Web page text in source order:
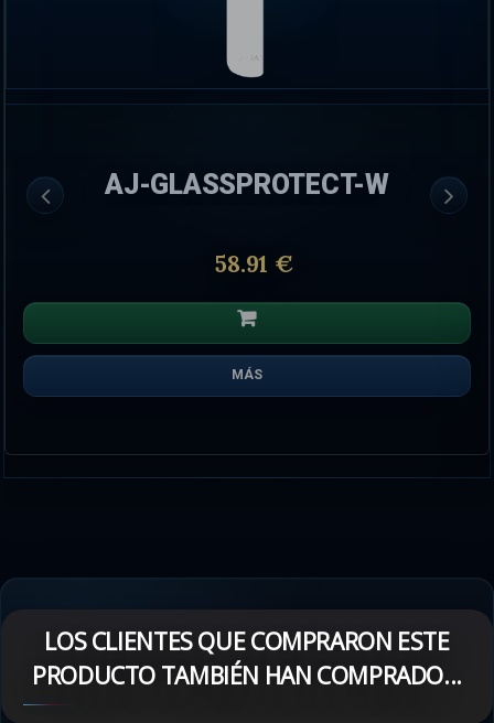
AJ-GLASSPROTECT-W
58.91 €
MÁS
LOS CLIENTES QUE COMPRARON ESTE
PRODUCTO TAMBIÉN HAN COMPRADO...